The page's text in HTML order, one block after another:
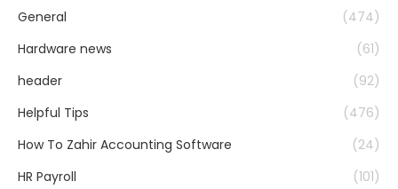
General
(474)
Hardware news
(61)
header
(92)
Helpful Tips
(476)
How To Zahir Accounting Software
(24)
HR Payroll
(101)